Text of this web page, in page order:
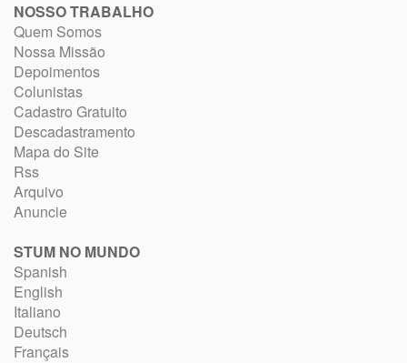
NOSSO TRABALHO
Quem Somos
Nossa Missão
Depoimentos
Colunistas
Cadastro Gratuito
Descadastramento
Mapa do Site
Rss
Arquivo
Anuncie
STUM NO MUNDO
Spanish
English
Italiano
Deutsch
Français